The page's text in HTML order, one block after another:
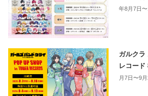
年8月7日
ガルクラ
レコー
月7日〜9